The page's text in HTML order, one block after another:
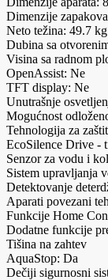
Dimenzije
Neto težina: 49.7 kg
Dubina sa
Visina sa radnom
OpenAssist: Ne
TFT display: Ne
Unutrašnje
Mogućnost
Tehnologija za
EcoSilence Drive -
Senzor za vodu i
Sistem upravljanja
Detektovanje
Aparati povezani
Funkcije Home
Dodatne funkcije
Tišina na zahtev
AquaStop: Da
Dečiji sigurnosni